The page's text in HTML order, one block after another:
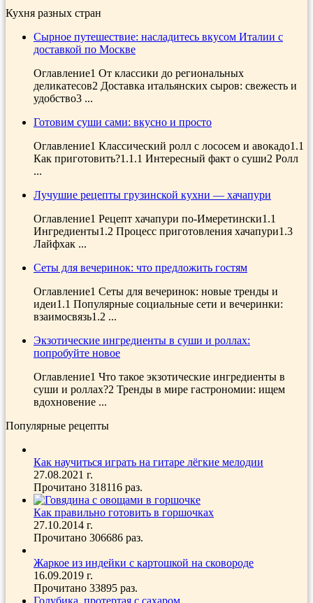
Кухня разных стран
Сырное путешествие: насладитесь вкусом Италии с
доставкой по Москве
Оглавление1 От классики до региональных
деликатесов2 Доставка итальянских сыров: свежесть и
удобство3 ...
Готовим суши сами: вкусно и просто
Оглавление1 Классический ролл с лососем и авокадо1.1
Как приготовить?1.1.1 Интересный факт о суши2 Ролл
...
Лучушие рецепты грузинской кухни — хачапури
Оглавление1 Рецепт хачапури по-Имеретински1.1
Ингредиенты1.2 Процесс приготовления хачапури1.3
Лайфхак ...
Сеты для вечеринок: что предложить гостям
Оглавление1 Сеты для вечеринок: новые тренды и
идеи1.1 Популярные социальные сети и вечеринки:
взаимосвязь1.2 ...
Экзотические ингредиенты в суши и роллах:
попробуйте новое
Оглавление1 Что такое экзотические ингредиенты в
суши и роллах?2 Тренды в мире гастрономии: ищем
вдохновение ...
Популярные рецепты
Как научиться играть на гитаре лёгкие мелодии
27.08.2021 г.
Прочитано 318116 раз.
Как правильно готовить в горшочках
27.10.2014 г.
Прочитано 306686 раз.
Жаркое из индейки с картошкой на сковороде
16.09.2019 г.
Прочитано 33895 раз.
Голубика, протертая с сахаром